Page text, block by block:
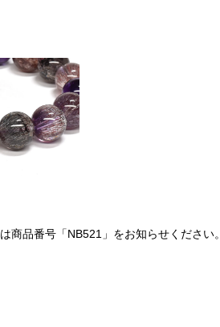
商品番号「NB521」をお知らせください。